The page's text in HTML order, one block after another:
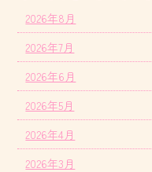
2026年8月
2026年7月
2026年6月
2026年5月
2026年4月
2026年3月